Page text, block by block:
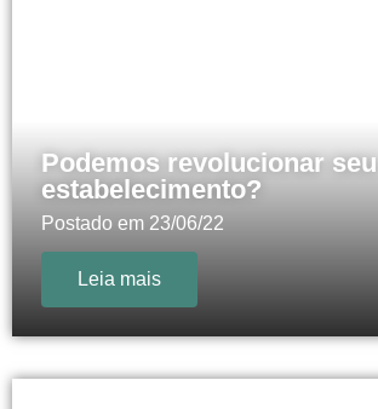
Podemos revolucionar seu
estabelecimento?
Postado em 23/06/22
Leia mais